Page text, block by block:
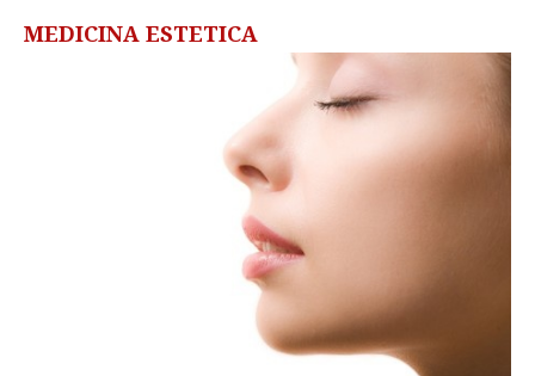
MEDICINA ESTETICA